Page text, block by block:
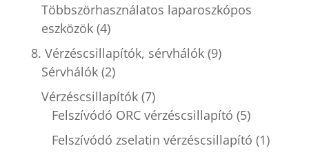
Többszörhasználatos laparoszkópos
eszközök (4)
8. Vérzéscsillapítók, sérvhálók (9)
Sérvhálók (2)
Vérzéscsillapítók (7)
Felszívódó ORC vérzéscsillapító (5)
Felszívódó zselatin vérzéscsillapító (1)